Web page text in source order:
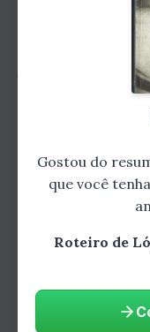
Neste capítulo,
aplicação
judicial. Ele
casos judiciais
utilizada na
decisões pelos
Gostou do
que você
Roteiro de